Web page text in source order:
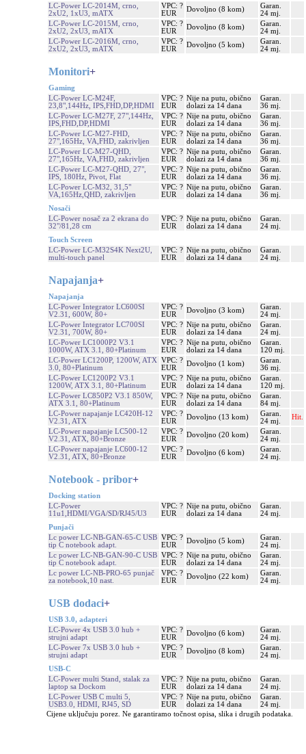
LC-Power LC-2014M, crno,
2xU2, 1xU3, mATX
VPC: ?
EUR
Dovoljno (8 kom)
Garan.
24 mj.
LC-Power LC-2015M, crno,
2xU2, 2xU3, mATX
VPC: ?
EUR
Dovoljno (8 kom)
Garan.
24 mj.
LC-Power LC-2016M, crno,
2xU2, 2xU3, mATX
VPC: ?
EUR
Dovoljno (5 kom)
Garan.
24 mj.
Monitori+
Gaming
LC-Power LC-M24F,
23,8",144Hz, IPS,FHD,DP,HDMI
VPC: ?
EUR
Nije na putu, obično
dolazi za 14 dana
Garan.
36 mj.
LC-Power LC-M27F, 27",144Hz,
IPS,FHD,DP,HDMI
VPC: ?
EUR
Nije na putu, obično
dolazi za 14 dana
Garan.
36 mj.
LC-Power LC-M27-FHD,
27",165Hz, VA,FHD, zakrivljen
VPC: ?
EUR
Nije na putu, obično
dolazi za 14 dana
Garan.
36 mj.
LC-Power LC-M27-QHD,
27",165Hz, VA,FHD, zakrivljen
VPC: ?
EUR
Nije na putu, obično
dolazi za 14 dana
Garan.
36 mj.
LC-Power LC-M27-QHD, 27",
IPS, 180Hz, Pivot, Flat
VPC: ?
EUR
Nije na putu, obično
dolazi za 14 dana
Garan.
36 mj.
LC-Power LC-M32, 31,5"
VA,165Hz,QHD, zakrivljen
VPC: ?
EUR
Nije na putu, obično
dolazi za 14 dana
Garan.
36 mj.
Nosači
LC-Power nosač za 2 ekrana do
32"/81,28 cm
VPC: ?
EUR
Nije na putu, obično
dolazi za 14 dana
Garan.
24 mj.
Touch Screen
LC-Power LC-M32S4K Next2U,
multi-touch panel
VPC: ?
EUR
Nije na putu, obično
dolazi za 14 dana
Garan.
24 mj.
Napajanja+
Napajanja
LC-Power Integrator LC600SI
V2.31, 600W, 80+
VPC: ?
EUR
Dovoljno (3 kom)
Garan.
24 mj.
LC-Power Integrator LC700SI
V2.31, 700W, 80+
VPC: ?
EUR
Nije na putu, obično
dolazi za 14 dana
Garan.
24 mj.
LC-Power LC1000P2 V3.1
1000W, ATX 3.1, 80+Platinum
VPC: ?
EUR
Nije na putu, obično
dolazi za 14 dana
Garan.
120 mj.
LC-Power LC1200P, 1200W, ATX
3.0, 80+Platinum
VPC: ?
EUR
Dovoljno (1 kom)
Garan.
36 mj.
LC-Power LC1200P2 V3.1
1200W, ATX 3.1, 80+Platinum
VPC: ?
EUR
Nije na putu, obično
dolazi za 14 dana
Garan.
120 mj.
LC-Power LC850P2 V3.1 850W,
ATX 3.1, 80+Platinum
VPC: ?
EUR
Nije na putu, obično
dolazi za 14 dana
Garan.
84 mj.
LC-Power napajanje LC420H-12
V2.31, ATX
VPC: ?
EUR
Dovoljno (13 kom)
Garan.
24 mj.
Hit.
LC-Power napajanje LC500-12
V2.31, ATX, 80+Bronze
VPC: ?
EUR
Dovoljno (20 kom)
Garan.
24 mj.
LC-Power napajanje LC600-12
V2.31, ATX, 80+Bronze
VPC: ?
EUR
Dovoljno (6 kom)
Garan.
24 mj.
Notebook - pribor+
Docking station
LC-Power
11u1,HDMI/VGA/SD/RJ45/U3
VPC: ?
EUR
Nije na putu, obično
dolazi za 14 dana
Garan.
24 mj.
Punjači
Lc power LC-NB-GAN-65-C USB
tip C notebook adapt.
VPC: ?
EUR
Dovoljno (5 kom)
Garan.
24 mj.
Lc power LC-NB-GAN-90-C USB
tip C notebook adapt.
VPC: ?
EUR
Nije na putu, obično
dolazi za 14 dana
Garan.
24 mj.
Lc power LC-NB-PRO-65 punjač
za notebook,10 nast.
VPC: ?
EUR
Dovoljno (22 kom)
Garan.
24 mj.
USB dodaci+
USB 3.0, adapteri
LC-Power 4x USB 3.0 hub +
strujni adapt
VPC: ?
EUR
Dovoljno (6 kom)
Garan.
24 mj.
LC-Power 7x USB 3.0 hub +
strujni adapt
VPC: ?
EUR
Dovoljno (8 kom)
Garan.
24 mj.
USB-C
LC-Power multi Stand, stalak za
laptop sa Dockom
VPC: ?
EUR
Nije na putu, obično
dolazi za 14 dana
Garan.
24 mj.
LC-Power USB C multi 5,
USB3.0, HDMI, RJ45, SD
VPC: ?
EUR
Nije na putu, obično
dolazi za 14 dana
Garan.
24 mj.
Cijene uključuju porez. Ne garantiramo točnost opisa, slika i drugih podataka.